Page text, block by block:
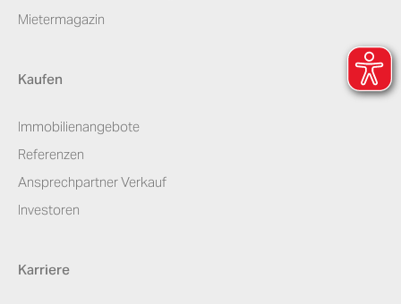
Mietermagazin
Kaufen
Immobilienangebote
Referenzen
Ansprechpartner Verkauf
Investoren
Karriere